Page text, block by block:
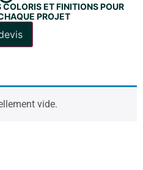
ET FINITIONS POUR
PROJET
vide.